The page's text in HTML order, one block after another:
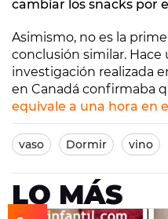
cambiar los snacks por
Asimismo, no es la
conclusión similar.
investigación realizada
en Canadá confirmaba
equivale a una hora en
vaso Dormir vino
LO MÁS